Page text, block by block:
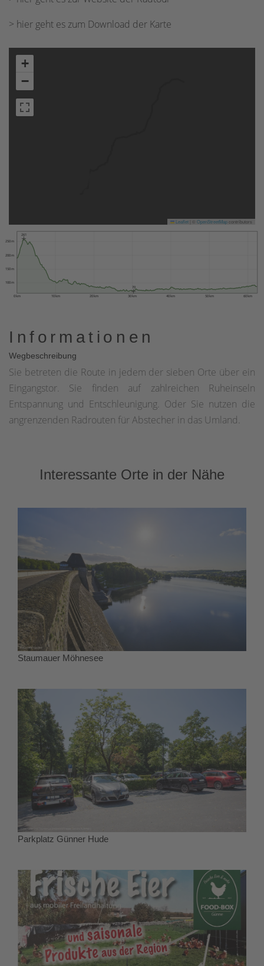
> hier geht es zum Download der Karte
+
−
Leaflet OpenStreetMapcontributors
0 km 10 km 20 km 30 km 40 km 50 km 60 km
100 m
150 m
200 m
250 m
70
261
Informationen
Wegbeschreibung
Sie betreten die Route in jedem der sieben Orte über ein
Eingangstor. Sie finden auf zahlreichen Ruheinseln
Entspannung und Entschleunigung. Oder Sie nutzen die
angrenzenden Radrouten für Abstecher in das Umland.
Interessante Orte in der Nähe
Staumauer Möhnesee
Parkplatz Günner Hude